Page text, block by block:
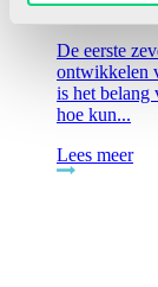
De eerste
ontwikkelen
is het belang
hoe kun...
Lees meer